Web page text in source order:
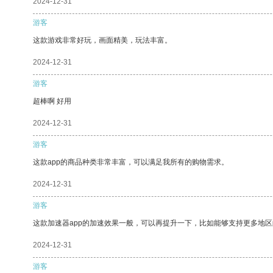
游客
这款游戏非常好玩，画面精美，玩法丰富。
2024-12-31
游客
超棒啊 好用
2024-12-31
游客
这款app的商品种类非常丰富，可以满足我所有的购物需求。
2024-12-31
游客
这款加速器app的加速效果一般，可以再提升一下，比如能够支持更多地区
2024-12-31
游客